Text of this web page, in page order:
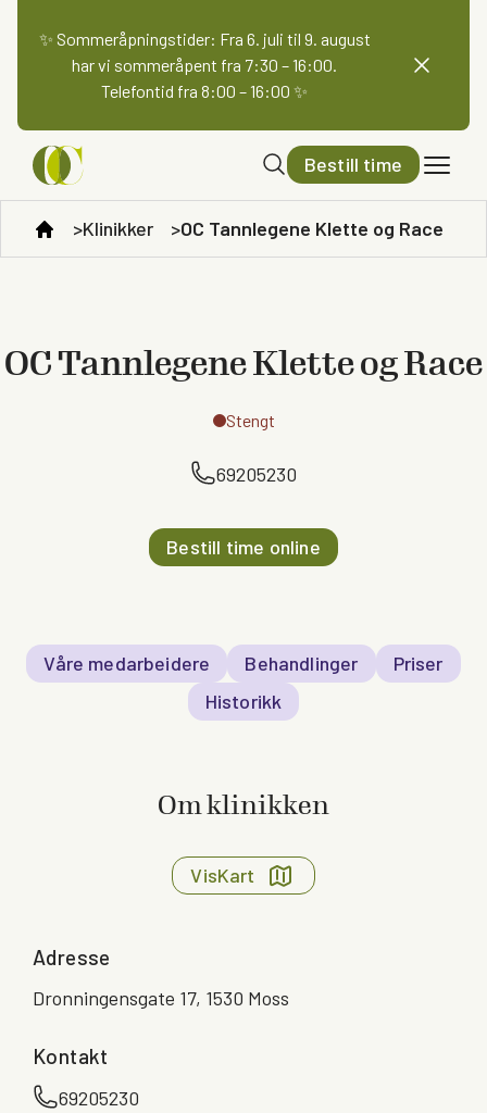
✨ Sommeråpningstider: Fra 6. juli til 9. august
har vi sommeråpent fra 7:30 – 16:00.
Telefontid fra 8:00 – 16:00 ✨
Bestill time
Klinikker OC Tannlegene Klette og Race
OC Tannlegene Klette og Race
Stengt
69205230
Bestill time online
Våre medarbeidere Behandlinger
Priser
Historikk
Om klinikken
VisKart
Adresse
Dronningensgate 17, 1530 Moss
Kontakt
69205230